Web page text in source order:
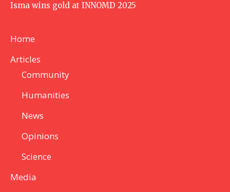
Isma wins gold at INNOMD 2025
Home
Articles
Community
Humanities
News
Opinions
Science
Media